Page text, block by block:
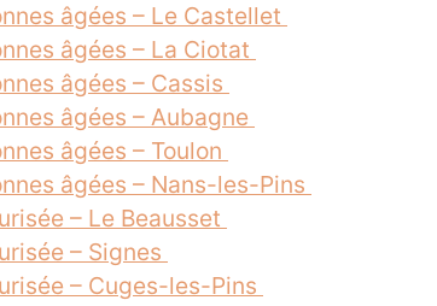
âgées – Le Castellet
âgées – La Ciotat
âgées – Cassis
âgées – Aubagne
âgées – Toulon
âgées – Nans-les-Pins
– Le Beausset
– Signes
– Cuges-les-Pins